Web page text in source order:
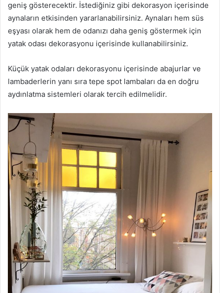
geniş gösterecektir. İstediğiniz gibi dekorasyon içerisinde
aynaların etkisinden yararlanabilirsiniz. Aynaları hem süs
eşyası olarak hem de odanızı daha geniş göstermek için
yatak odası dekorasyonu içerisinde kullanabilirsiniz.
Küçük yatak odaları dekorasyonu içerisinde abajurlar ve
lambaderlerin yanı sıra tepe spot lambaları da en doğru
aydınlatma sistemleri olarak tercih edilmelidir.